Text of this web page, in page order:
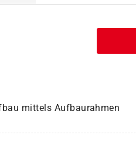
mittels Aufbaurahmen